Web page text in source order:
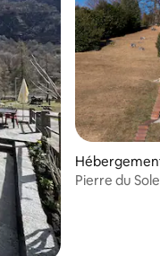
: 5 sur 5
Pierre du